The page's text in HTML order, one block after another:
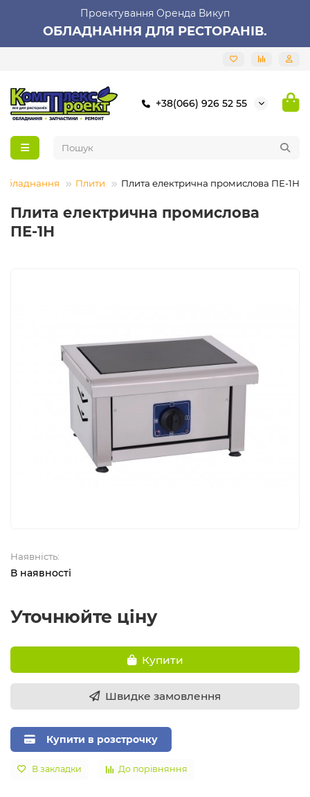
Проектування Оренда Викуп
ОБЛАДНАННЯ ДЛЯ РЕСТОРАНІВ.
+38(066) 926 52 55
Плити Плита електрична промислова ПЕ-1Н
Плита електрична промислова
ПЕ-1Н
Наявність:
В наявності
Уточнюйте ціну
Купити
Швидке замовлення
Купити в розстрочку
В закладки До порівняння